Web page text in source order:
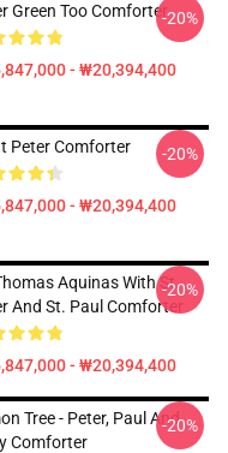
Green Too Comforter
- ₩20,394,400
-20%
Peter Comforter
- ₩20,394,400
-20%
Aquinas With St.
And St. Paul Comforter
- ₩20,394,400
-20%
Tree - Peter, Paul And
Comforter
-20%